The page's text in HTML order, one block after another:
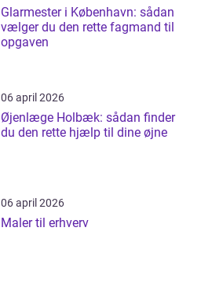
Glarmester i København: sådan
vælger du den rette fagmand til
opgaven
06 april 2026
Øjenlæge Holbæk: sådan finder
du den rette hjælp til dine øjne
06 april 2026
Maler til erhverv